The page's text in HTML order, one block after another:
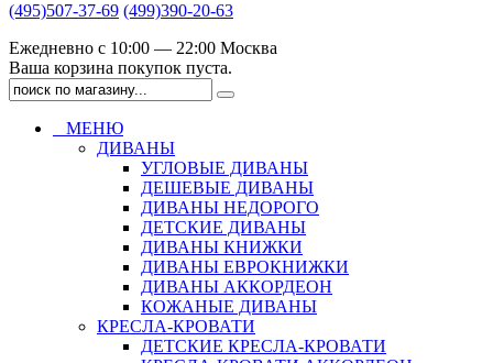
(495)507-37-69 (499)390-20-63
Ежедневно с 10:00 — 22:00 Москва
Ваша корзина покупок пуста.
МЕНЮ
ДИВАНЫ
УГЛОВЫЕ ДИВАНЫ
ДЕШЕВЫЕ ДИВАНЫ
ДИВАНЫ НЕДОРОГО
ДЕТСКИЕ ДИВАНЫ
ДИВАНЫ КНИЖКИ
ДИВАНЫ ЕВРОКНИЖКИ
ДИВАНЫ АККОРДЕОН
КОЖАНЫЕ ДИВАНЫ
КРЕСЛА-КРОВАТИ
ДЕТСКИЕ КРЕСЛА-КРОВАТИ